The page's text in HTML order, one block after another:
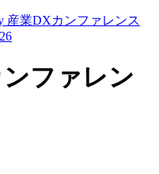
産業DXカンファレンス